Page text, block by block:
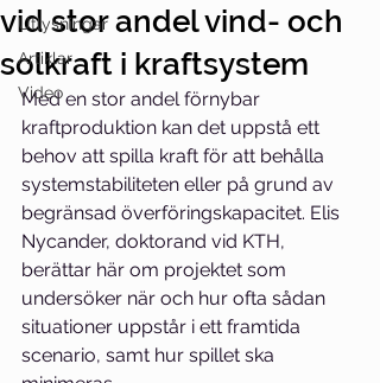
Utlysningar
Artiklar
Video
vid stor andel vind- och
solkraft i kraftsystem
Med en stor andel förnybar
kraftproduktion kan det uppstå ett
behov att spilla kraft för att behålla
systemstabiliteten eller på grund av
begränsad överföringskapacitet. Elis
Nycander, doktorand vid KTH,
berättar här om projektet som
undersöker när och hur ofta sådan
situationer uppstår i ett framtida
scenario, samt hur spillet ska